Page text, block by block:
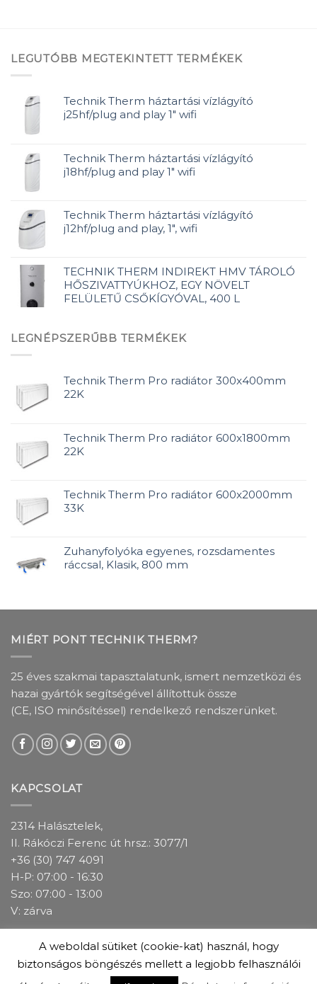
LEGUTÓBB MEGTEKINTETT TERMÉKEK
Technik Therm háztartási vízlágyító
j25hf/plug and play 1" wifi
Technik Therm háztartási vízlágyító
j18hf/plug and play 1" wifi
Technik Therm háztartási vízlágyító
j12hf/plug and play, 1", wifi
TECHNIK THERM INDIREKT HMV TÁROLÓ
HŐSZIVATTYÚKHOZ, EGY NÖVELT
FELÜLETŰ CSŐKÍGYÓVAL, 400 L
LEGNÉPSZERŰBB TERMÉKEK
Technik Therm Pro radiátor 300x400mm
22K
Technik Therm Pro radiátor 600x1800mm
22K
Technik Therm Pro radiátor 600x2000mm
33K
Zuhanyfolyóka egyenes, rozsdamentes
ráccsal, Klasik, 800 mm
MIÉRT PONT TECHNIK THERM?
25 éves szakmai tapasztalatunk, ismert nemzetközi és
hazai gyártók segítségével állítottuk össze
(CE, ISO minősítéssel) rendelkező rendszerünket.
KAPCSOLAT
2314 Halásztelek,
II. Rákóczi Ferenc út hrsz.: 3077/1
+36 (30) 747 4091
H-P: 07:00 - 16:30
Szo: 07:00 - 13:00
V: zárva
ADATKEZELÉSI TÁJÉKOZTATÓ
ÁSZF
GARANCIÁLIS FELTÉTELEK
ÜZLETEINK
COOKIE(SÜTI) SZABÁLYZAT
A weboldal sütiket (cookie-kat) használ, hogy
biztonságos böngészés mellett a legjobb felhasználói